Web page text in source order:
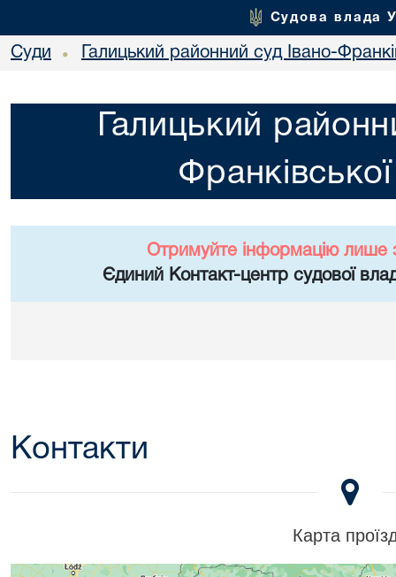
Судова влада
Суди • Галицький районний суд Івано-
Галицький
Отримуйте інформацію лише
Єдиний Контакт-центр судової
Контакти
Карта